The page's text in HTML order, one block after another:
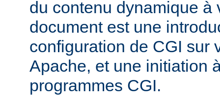
du contenu dynamique à
document est une
configuration de CGI sur
Apache, et une initiation
programmes CGI.